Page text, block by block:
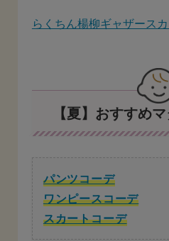
らくちん楊柳ギャザース
【夏】おすすめ
パンツコーデ
ワンピースコーデ
スカートコーデ